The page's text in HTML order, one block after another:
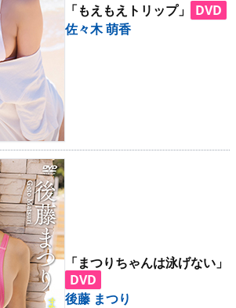
「もえもえトリップ」
DVD
佐々木 萌香
「まつりちゃんは泳げない」
DVD
後藤 まつり